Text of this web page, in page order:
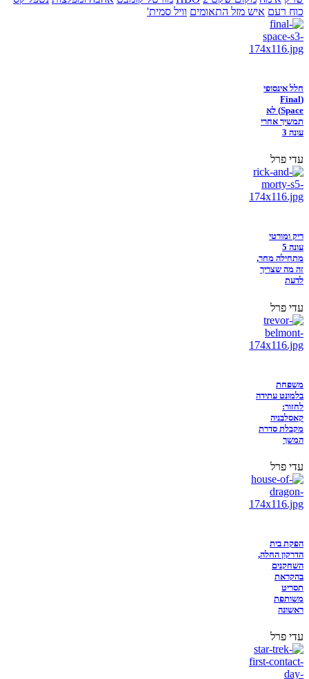
כוח רעם איש מזל התאומים וויל סמית'
חלל אינסופי
(Final
Space) לא
תמשיך אחרי
עונה 3
עדי פרל
ריק ומורטי
עונה 5
מתחילה מחר,
זה מה שצריך
לדעת
עדי פרל
משפחת
בלמונט עתידה
לחזור:
קאסלבניה
מקבלת סדרת
המשך
עדי פרל
הפקת בית
הדרקון החלה,
השחקנים
בהקראת
תסריט
משותפת
ראשונה
עדי פרל